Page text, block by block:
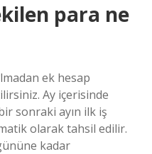
para ne
ek hesap
Ay içerisinde
sonraki ayın ilk iş
olarak tahsil edilir.
kadar